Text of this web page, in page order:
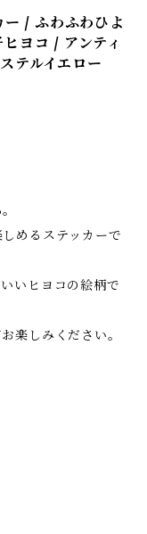
ー / ふわふわひよ
ヨコ / アンティ
テルイエロー
めるステッカーで
いヒヨコの絵柄で
楽しみください。